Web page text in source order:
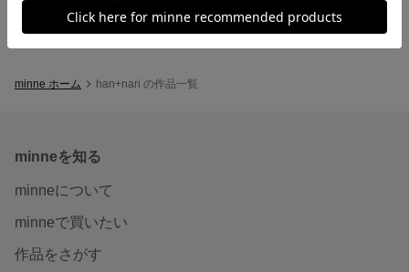
minne ホーム han+nari の作品一覧
minneを知る
minneについて
minneで買いたい
作品をさがす